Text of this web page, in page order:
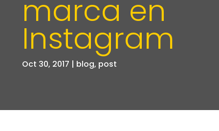
marca en
Instagram
Oct 30, 2017 | blog, post